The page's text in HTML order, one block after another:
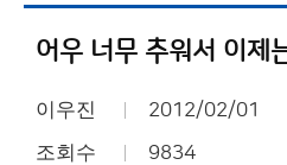
어우 너무 추워서 이제
이우진 2012/02/01
조회수 9834